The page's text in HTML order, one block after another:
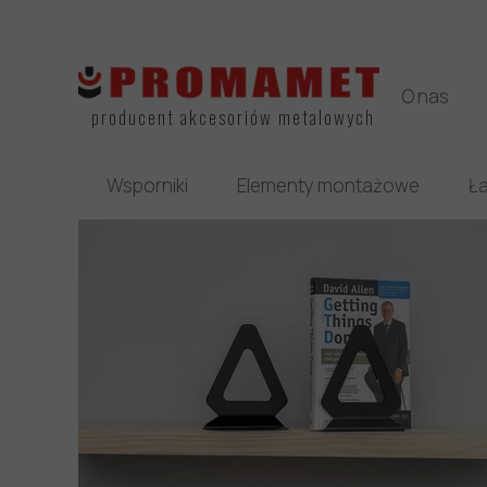
producent akcesoriów metalowych
O nas
Wsporniki Elementy montażowe